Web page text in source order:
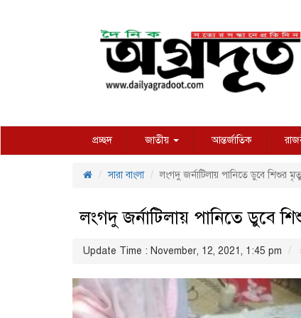
প্রচ্ছদ জাতীয় আন্তর্জাতিক
সারা বাংলা লংগদু জর্নাটিলায় পানিতে ডুবে শিশুর
লংগদু জর্নাটিলায় পানিতে ডুবে
Update Time : November, 12, 2021, 1:45 pm